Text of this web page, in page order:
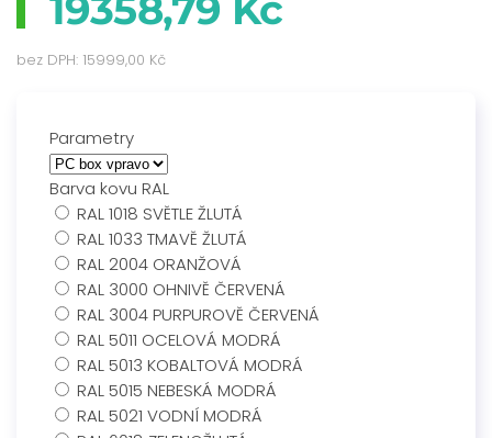
bez DPH: 15999,00 Kč
Parametry
Barva kovu RAL
RAL 1018 SVĚTLE ŽLUTÁ
RAL 1033 TMAVĚ ŽLUTÁ
RAL 2004 ORANŽOVÁ
RAL 3000 OHNIVĚ ČERVENÁ
RAL 3004 PURPUROVĚ ČERVENÁ
RAL 5011 OCELOVÁ MODRÁ
RAL 5013 KOBALTOVÁ MODRÁ
RAL 5015 NEBESKÁ MODRÁ
RAL 5021 VODNÍ MODRÁ